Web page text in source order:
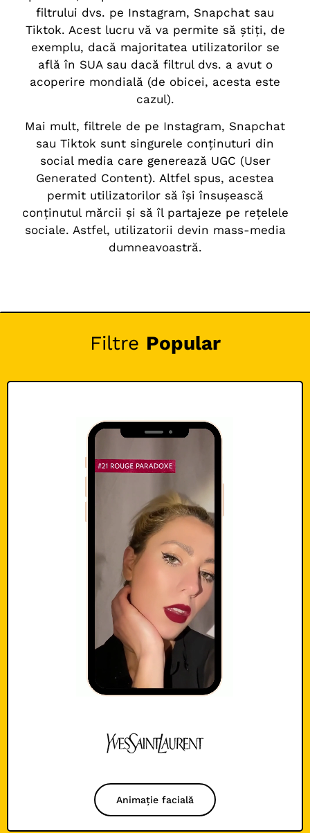
filtrului dvs. pe Instagram, Snapchat sau
Tiktok. Acest lucru vă va permite să știți, de
exemplu, dacă majoritatea utilizatorilor se
află în SUA sau dacă filtrul dvs. a avut o
acoperire mondială (de obicei, acesta este
cazul).
Mai mult, filtrele de pe Instagram, Snapchat
sau Tiktok sunt singurele conținuturi din
social media care generează UGC (User
Generated Content). Altfel spus, acestea
permit utilizatorilor să își însușească
conținutul mărcii și să îl partajeze pe rețelele
sociale. Astfel, utilizatorii devin mass-media
dumneavoastră.
Filtre Popular
Animație facială